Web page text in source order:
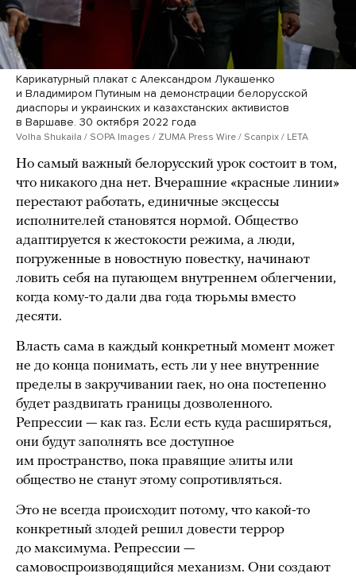
Карикатурный плакат с Александром Лукашенко
и Владимиром Путиным на демонстрации белорусской
диаспоры и украинских и казахстанских активистов
в Варшаве. 30 октября 2022 года
Volha Shukaila / SOPA Images / ZUMA Press Wire / Scanpix / LETA
Но самый важный белорусский урок состоит в том,
что никакого дна нет. Вчерашние «красные линии»
перестают работать, единичные эксцессы
исполнителей становятся нормой. Общество
адаптируется к жестокости режима, а люди,
погруженные в новостную повестку, начинают
ловить себя на пугающем внутреннем облегчении,
когда кому-то дали два года тюрьмы вместо
десяти.
Власть сама в каждый конкретный момент может
не до конца понимать, есть ли у нее внутренние
пределы в закручивании гаек, но она постепенно
будет раздвигать границы дозволенного.
Репрессии — как газ. Если есть куда расширяться,
они будут заполнять все доступное
им пространство, пока правящие элиты или
общество не станут этому сопротивляться.
Это не всегда происходит потому, что какой-то
конкретный злодей решил довести террор
до максимума. Репрессии —
самовоспроизводящийся механизм. Они создают